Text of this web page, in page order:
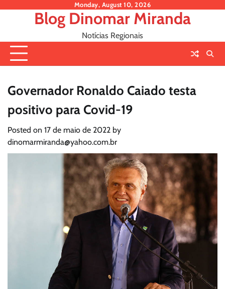
Monday, August 10, 2026
Blog Dinomar Miranda
Notícias Regionais
Governador Ronaldo Caiado testa
positivo para Covid-19
Posted on 17 de maio de 2022 by
dinomarmiranda@yahoo.com.br